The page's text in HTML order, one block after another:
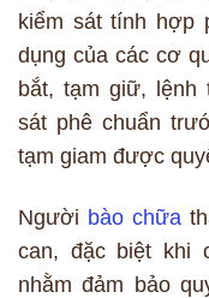
kiểm sát tính hợp
dụng của các cơ
bắt, tạm giữ, lệnh
sát phê chuẩn
tạm giam được
Người bào chữa
can, đặc biệt khi
nhằm đảm bảo